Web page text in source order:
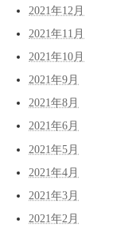
2021年12月
2021年11月
2021年10月
2021年9月
2021年8月
2021年6月
2021年5月
2021年4月
2021年3月
2021年2月